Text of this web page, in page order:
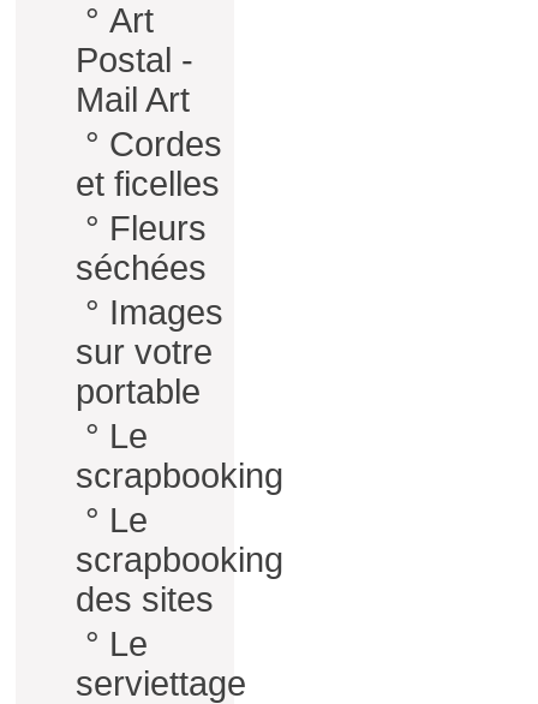
° Art
Postal -
Mail Art
° Cordes
et ficelles
° Fleurs
séchées
° Images
sur votre
portable
° Le
scrapbooking
° Le
scrapbooking
des sites
° Le
serviettage